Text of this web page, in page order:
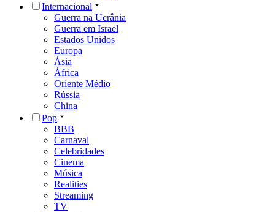
Internacional
Guerra na Ucrânia
Guerra em Israel
Estados Unidos
Europa
Ásia
África
Oriente Médio
Rússia
China
Pop
BBB
Carnaval
Celebridades
Cinema
Música
Realities
Streaming
TV